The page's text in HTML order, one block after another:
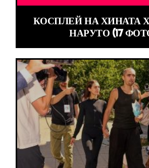
КОСПЛЕЙ НА ХИНАТА
НАРУТО (17